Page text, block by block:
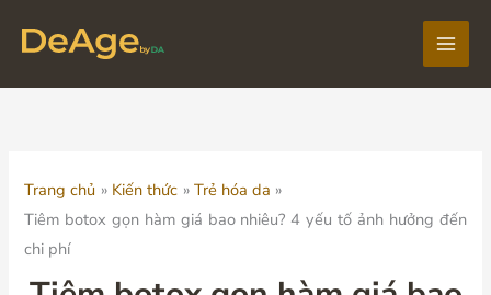
Main
Trang chủ Kiến thức
Trẻ hóa da
Tiêm botox gọn hàm giá bao nhiêu? 4 yếu tố ảnh hưởng đến
chi phí